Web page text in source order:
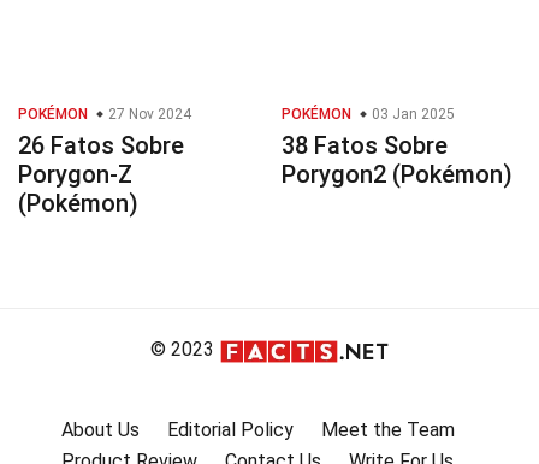
POKÉMON 27 Nov 2024
26 Fatos Sobre
Porygon-Z
(Pokémon)
POKÉMON 03 Jan 2025
38 Fatos Sobre
Porygon2 (Pokémon)
© 2023
About Us Editorial Policy
Meet the Team